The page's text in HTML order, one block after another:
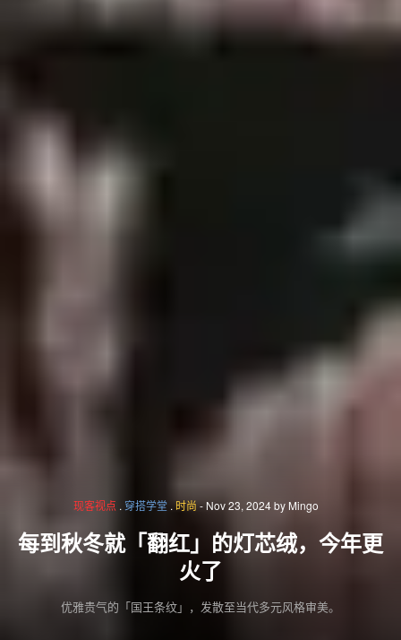
现客视点 . 穿搭学堂 . 时尚 - Nov 23, 2024by Mingo
每到秋冬就「翻红」的灯芯绒，今年更
火了
优雅贵气的「国王条纹」，发散至当代多元风格审美。